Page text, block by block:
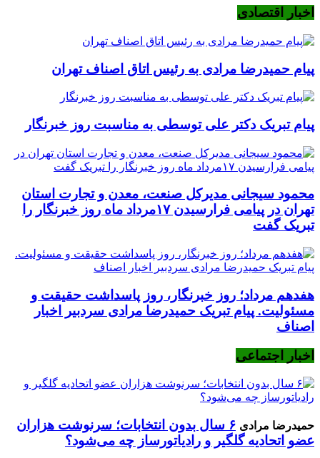
اخبار اقتصادی
پیام حمیدرضا مرادی به رئیس اتاق اصناف تهران
پیام تبریک دکتر علی توسطی به مناسبت روز خبرنگار
محمود سیجانی مدیرکل صنعت، معدن و تجارت استان
تهران در پیامی فرارسیدن ۱۷مرداد ماه روز خبرنگار را
تبریک گفت
هفدهم مرداد؛ روز خبرنگار، روز پاسداشت حقیقت و
مسئولیت. پیام تبریک حمیدرضا مرادی سردبیر اخبار
اصناف
اخبار اجتماعی
حمیدرضا مرادی
۶ سال بدون انتخابات؛ سرنوشت هزاران
عضو اتحادیه گلگیر و رادیاتورساز چه می‌شود؟